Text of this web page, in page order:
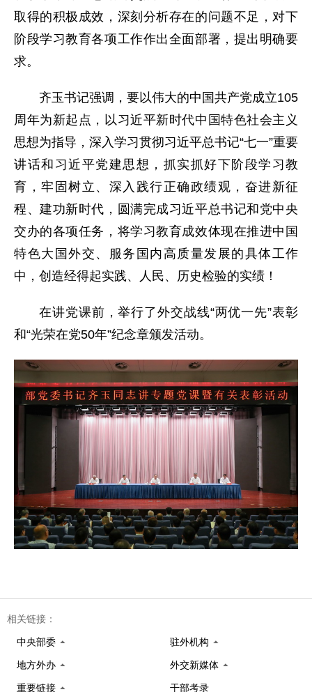
取得的积极成效，深刻分析存在的问题不足，对下
阶段学习教育各项工作作出全面部署，提出明确要
求。
齐玉书记强调，要以伟大的中国共产党成立105
周年为新起点，以习近平新时代中国特色社会主义
思想为指导，深入学习贯彻习近平总书记“七一”重要
讲话和习近平党建思想，抓实抓好下阶段学习教
育，牢固树立、深入践行正确政绩观，奋进新征
程、建功新时代，圆满完成习近平总书记和党中央
交办的各项任务，将学习教育成效体现在推进中国
特色大国外交、服务国内高质量发展的具体工作
中，创造经得起实践、人民、历史检验的实绩！
在讲党课前，举行了外交战线“两优一先”表彰
和“光荣在党50年”纪念章颁发活动。
相关链接：
中央部委 驻外机构
地方外办 外交新媒体
重要链接 干部考录